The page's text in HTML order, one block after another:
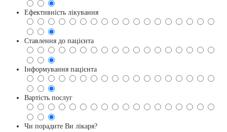
Ефективність лікування
Ставлення до пацієнта
Інформування пацієнта
Вартість послуг
Чи порадите Ви лікаря?